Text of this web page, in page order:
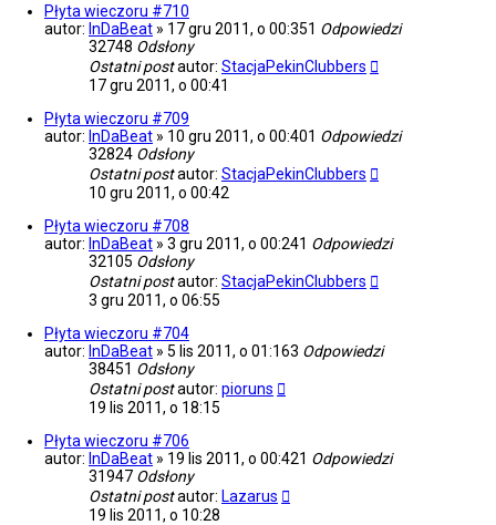
Płyta wieczoru #710
autor: InDaBeat » 17 gru 2011, o 00:351 Odpowiedzi
32748 Odsłony
Ostatni postautor: StacjaPekinClubbers
17 gru 2011, o 00:41
Płyta wieczoru #709
autor: InDaBeat » 10 gru 2011, o 00:401 Odpowiedzi
32824 Odsłony
Ostatni postautor: StacjaPekinClubbers
10 gru 2011, o 00:42
Płyta wieczoru #708
autor: InDaBeat » 3 gru 2011, o 00:241 Odpowiedzi
32105 Odsłony
Ostatni postautor: StacjaPekinClubbers
3 gru 2011, o 06:55
Płyta wieczoru #704
autor: InDaBeat » 5 lis 2011, o 01:163 Odpowiedzi
38451 Odsłony
Ostatni postautor: pioruns
19 lis 2011, o 18:15
Płyta wieczoru #706
autor: InDaBeat » 19 lis 2011, o 00:421 Odpowiedzi
31947 Odsłony
Ostatni postautor: Lazarus
19 lis 2011, o 10:28